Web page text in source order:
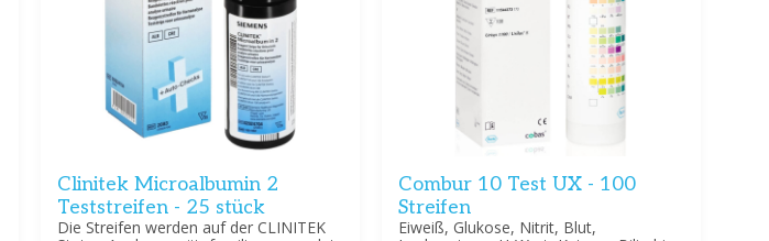
Clinitek Microalbumin 2
Teststreifen - 25 stück
Die Streifen werden auf der CLINITEK
Combur 10 Test UX - 100
Streifen
Eiweiß, Glukose, Nitrit, Blut,